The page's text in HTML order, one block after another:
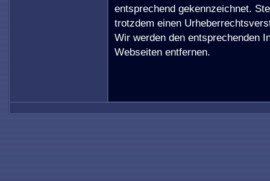
entsprechend gekennzeichnet.
trotzdem einen
Wir werden den entsprechenden
Webseiten entfernen.